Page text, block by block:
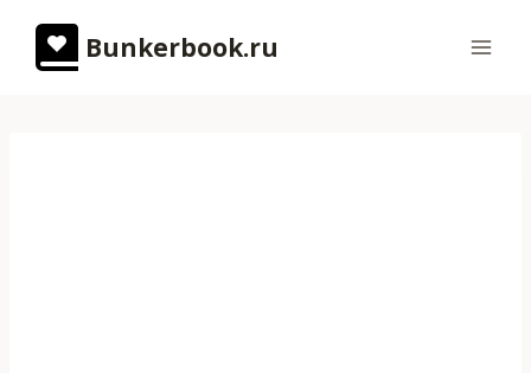
содержимому
Bunkerbook.ru